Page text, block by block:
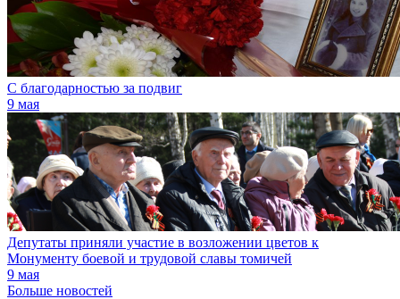
С благодарностью за подвиг
9 мая
Депутаты приняли участие в возложении цветов к
Монументу боевой и трудовой славы томичей
9 мая
Больше новостей